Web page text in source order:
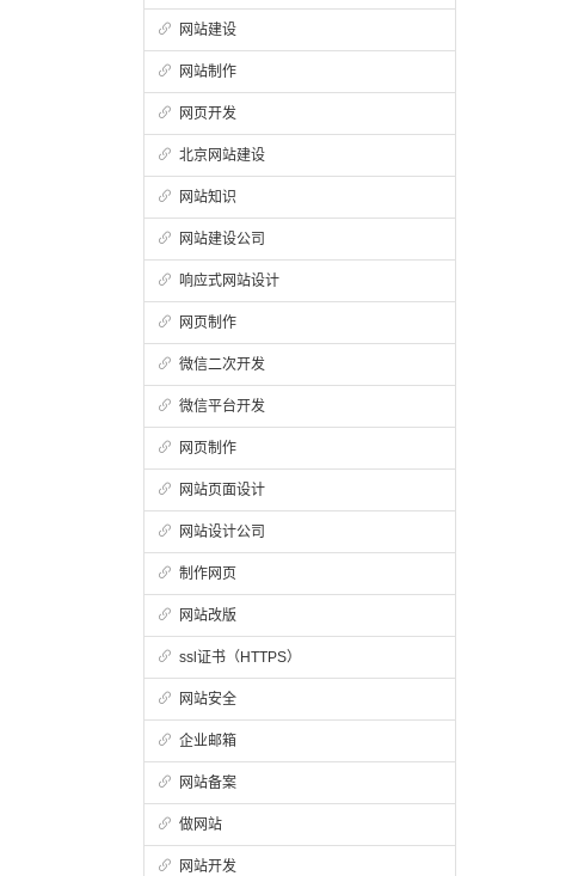
网站建设
网站制作
网页开发
北京网站建设
网站知识
网站建设公司
响应式网站设计
网页制作
微信二次开发
微信平台开发
网页制作
网站页面设计
网站设计公司
制作网页
网站改版
ssl证书（HTTPS）
网站安全
企业邮箱
网站备案
做网站
网站开发